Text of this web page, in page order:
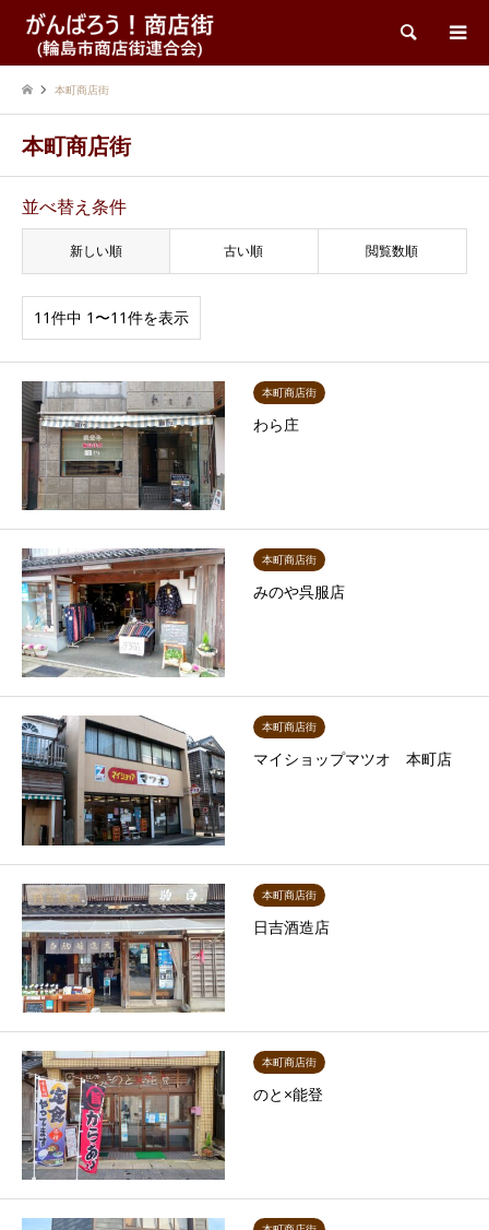
検索
本町商店街
本町商店街
並べ替え条件
新しい順 古い順 閲覧数順
11件中 1〜11件を表示
本町商店街
わら庄
本町商店街
みのや呉服店
本町商店街
マイショップマツオ 本町店
本町商店街
日吉酒造店
本町商店街
のと×能登